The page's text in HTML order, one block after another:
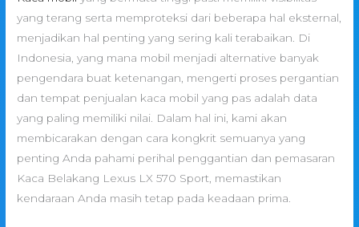
yang terang serta memproteksi dari beberapa hal eksternal,
menjadikan hal penting yang sering kali terabaikan. Di
Indonesia, yang mana mobil menjadi alternative banyak
pengendara buat ketenangan, mengerti proses pergantian
dan tempat penjualan kaca mobil yang pas adalah data
yang paling memiliki nilai. Dalam hal ini, kami akan
membicarakan dengan cara kongkrit semuanya yang
penting Anda pahami perihal penggantian dan pemasaran
Kaca Belakang Lexus LX 570 Sport, memastikan
kendaraan Anda masih tetap pada keadaan prima.